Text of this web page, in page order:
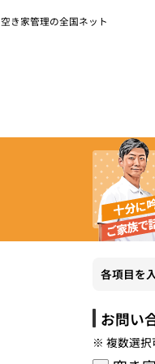
空き家管理の全国ネット
各項目を
お問い
※ 複数選択